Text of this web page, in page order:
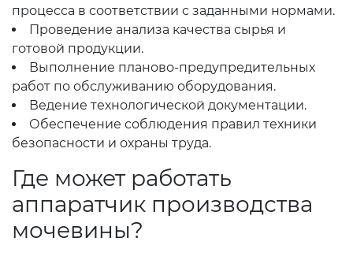
процесса в соответствии с заданными нормами.
Проведение анализа качества сырья и
готовой продукции.
Выполнение планово-предупредительных
работ по обслуживанию оборудования.
Ведение технологической документации.
Обеспечение соблюдения правил техники
безопасности и охраны труда.
Где может работать
аппаратчик производства
мочевины?